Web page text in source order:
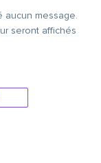
aucun message.
seront affichés